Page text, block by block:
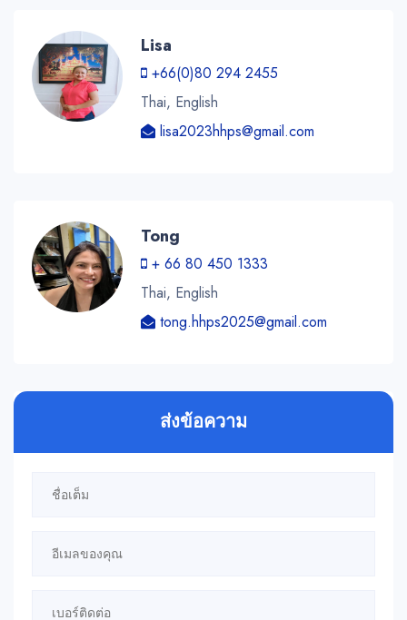
Lisa
+66(0)80 294 2455
Thai, English
lisa2023hhps@gmail.com
Tong
+ 66 80 450 1333
Thai, English
tong.hhps2025@gmail.com
ส่งข้อความ